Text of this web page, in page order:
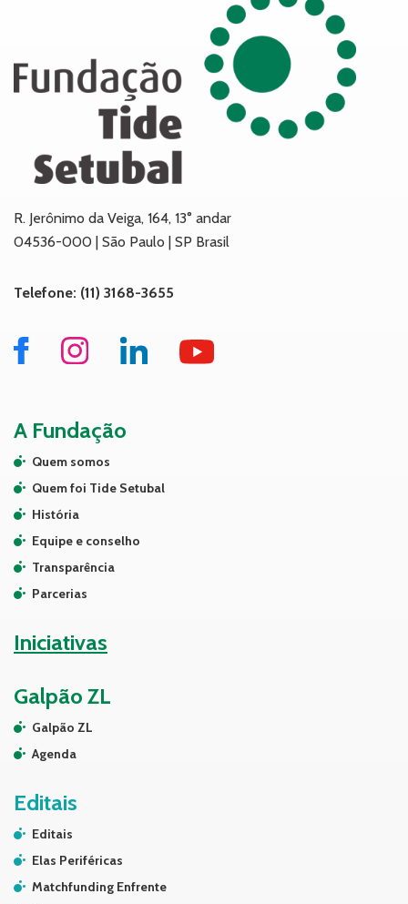
R. Jerônimo da Veiga, 164, 13° andar
04536-000 | São Paulo | SP Brasil
Telefone: (11) 3168-3655
A Fundação
Quem somos
Quem foi Tide Setubal
História
Equipe e conselho
Transparência
Parcerias
Iniciativas
Galpão ZL
Galpão ZL
Agenda
Editais
Editais
Elas Periféricas
Matchfunding Enfrente